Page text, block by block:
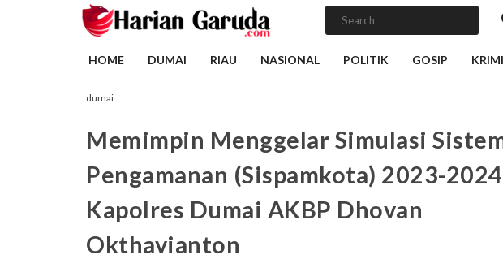
HOME DUMAI RIAU NASIONAL POLITIK GOSIP
dumai
Memimpin Menggelar Simulasi
Pengamanan (Sispamkota) 2023-
Kapolres Dumai AKBP Dhovan
Okthavianton